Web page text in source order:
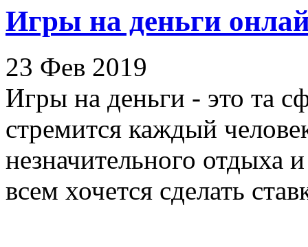
Игры на деньги
23 Фев 2019
Игры на деньги - это та
стремится каждый
незначительного отдыха
всем хочется сделать